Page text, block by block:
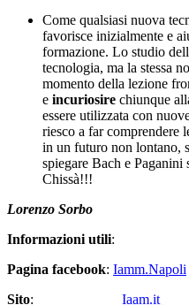
Come qualsiasi nuova
favorisce inizialmente e
formazione. Lo studio
tecnologia, ma la stessa
momento della lezione
e incuriosire chiunque
essere utilizzata con
riesco a far comprendere
in un futuro non lontano,
spiegare Bach e Paganini
Chissà!!!
Lorenzo Sorbo
Informazioni utili:
Pagina facebook: Iamm.Napoli
Sito: Iaam.it